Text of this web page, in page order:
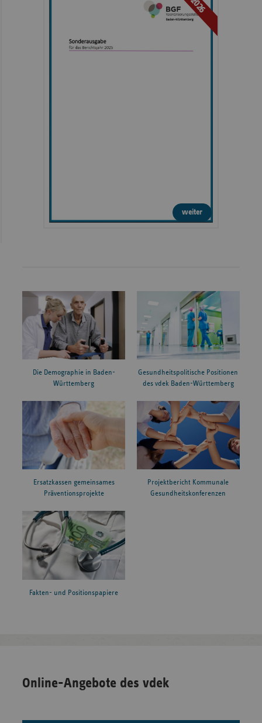
2026
weiter
Die Demographie in Baden-
Württemberg
Gesundheitspolitische Positionen
des vdek Baden-Württemberg
Ersatzkassen gemeinsames
Präventionsprojekte
Projektbericht Kommunale
Gesundheitskonferenzen
Fakten- und Positionspapiere
Online-Angebote des vdek